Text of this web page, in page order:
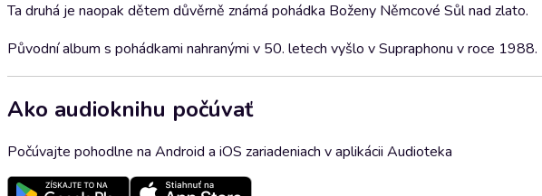
Ta druhá je naopak dětem důvěrně známá pohádka Boženy Němcové Sůl nad zlato.
Původní album s pohádkami nahranými v 50. letech vyšlo v Supraphonu v roce 1988.
Ako audioknihu počúvať
Počúvajte pohodlne na Android a iOS zariadeniach v aplikácii Audioteka